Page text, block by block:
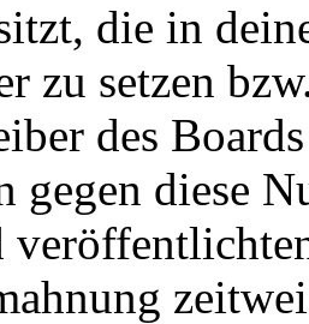
die in
zu setzen
des
gegen diese